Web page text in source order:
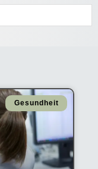
Gesundheit